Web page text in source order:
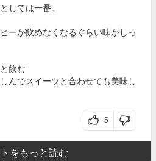
しては一番。
ーが飲めなくなるぐらい味がしっ
飲む
んでスイーツと合わせても美味し
5
をもっと読む